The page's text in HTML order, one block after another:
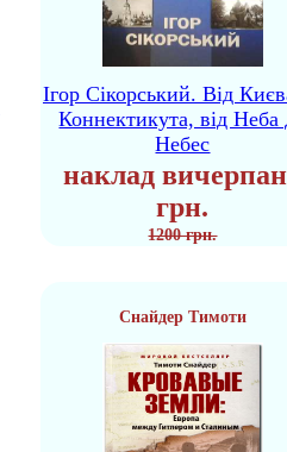
Ігор Сікорський. Від
Коннектикута, від Неба
Небес
наклад
грн.
1200 грн.
Снайдер Тимоти